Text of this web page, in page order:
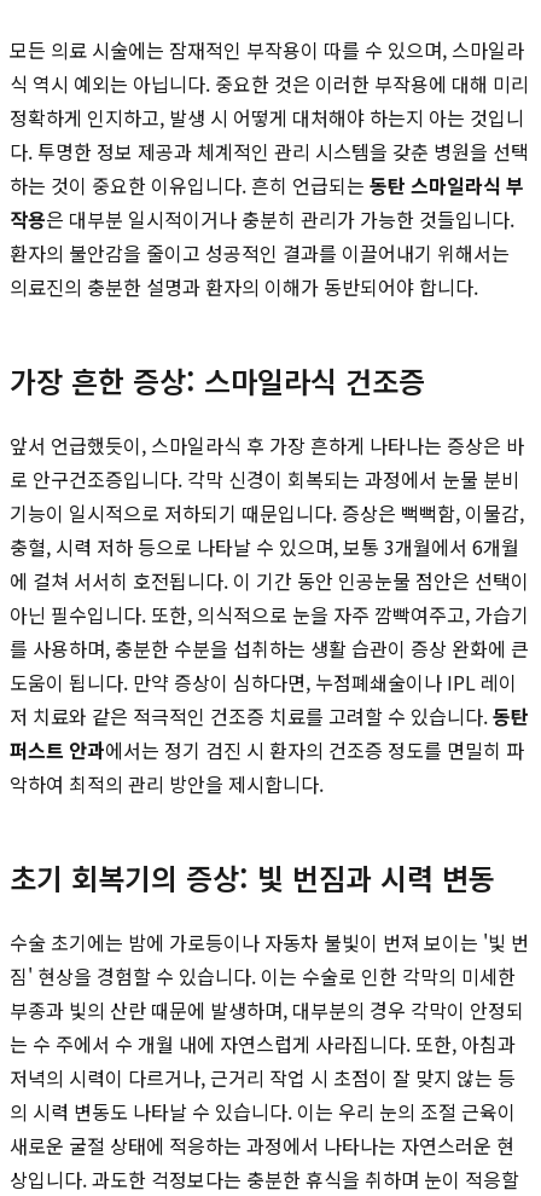
모든 의료 시술에는 잠재적인 부작용이 따를 수 있으며, 스마일라
식 역시 예외는 아닙니다. 중요한 것은 이러한 부작용에 대해 미리
정확하게 인지하고, 발생 시 어떻게 대처해야 하는지 아는 것입니
다. 투명한 정보 제공과 체계적인 관리 시스템을 갖춘 병원을 선택
하는 것이 중요한 이유입니다. 흔히 언급되는 동탄 스마일라식 부
작용은 대부분 일시적이거나 충분히 관리가 가능한 것들입니다.
환자의 불안감을 줄이고 성공적인 결과를 이끌어내기 위해서는
의료진의 충분한 설명과 환자의 이해가 동반되어야 합니다.
가장 흔한 증상: 스마일라식 건조증
앞서 언급했듯이, 스마일라식 후 가장 흔하게 나타나는 증상은 바
로 안구건조증입니다. 각막 신경이 회복되는 과정에서 눈물 분비
기능이 일시적으로 저하되기 때문입니다. 증상은 뻑뻑함, 이물감,
충혈, 시력 저하 등으로 나타날 수 있으며, 보통 3개월에서 6개월
에 걸쳐 서서히 호전됩니다. 이 기간 동안 인공눈물 점안은 선택이
아닌 필수입니다. 또한, 의식적으로 눈을 자주 깜빡여주고, 가습기
를 사용하며, 충분한 수분을 섭취하는 생활 습관이 증상 완화에 큰
도움이 됩니다. 만약 증상이 심하다면, 누점폐쇄술이나 IPL 레이
저 치료와 같은 적극적인 건조증 치료를 고려할 수 있습니다.동탄
퍼스트 안과에서는 정기 검진 시 환자의 건조증 정도를 면밀히 파
악하여 최적의 관리 방안을 제시합니다.
초기 회복기의 증상: 빛 번짐과 시력 변동
수술 초기에는 밤에 가로등이나 자동차 불빛이 번져 보이는 '빛 번
짐' 현상을 경험할 수 있습니다. 이는 수술로 인한 각막의 미세한
부종과 빛의 산란 때문에 발생하며, 대부분의 경우 각막이 안정되
는 수 주에서 수 개월 내에 자연스럽게 사라집니다. 또한, 아침과
저녁의 시력이 다르거나, 근거리 작업 시 초점이 잘 맞지 않는 등
의 시력 변동도 나타날 수 있습니다. 이는 우리 눈의 조절 근육이
새로운 굴절 상태에 적응하는 과정에서 나타나는 자연스러운 현
상입니다. 과도한 걱정보다는 충분한 휴식을 취하며 눈이 적응할